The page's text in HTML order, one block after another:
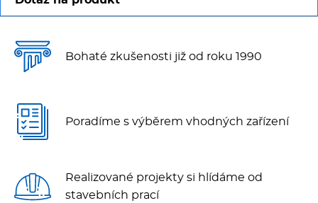
Bohaté zkušenosti již od roku 1990
Poradíme s výběrem vhodných zařízení
Realizované projekty si hlídáme od
stavebních prací